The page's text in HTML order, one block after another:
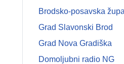
Brodsko-posavska
Grad Slavonski Brod
Grad Nova Gradiška
Domoljubni radio NG